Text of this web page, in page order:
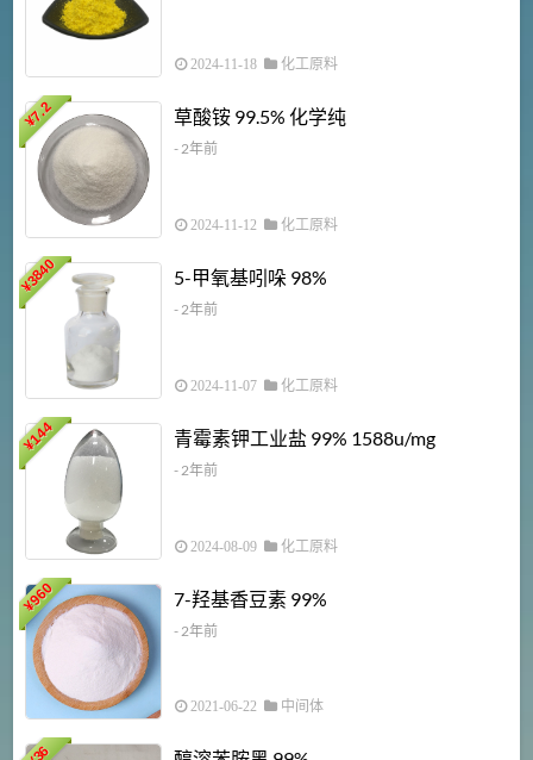
2024-11-18 化工原料
¥
7.2 草酸铵 99.5% 化学纯
- 2年前
2024-11-12 化工原料
¥
3840 5-甲氧基吲哚 98%
- 2年前
2024-11-07 化工原料
¥
144 青霉素钾工业盐 99% 1588u/mg
- 2年前
2024-08-09 化工原料
¥
960 7-羟基香豆素 99%
- 2年前
2021-06-22 中间体
36